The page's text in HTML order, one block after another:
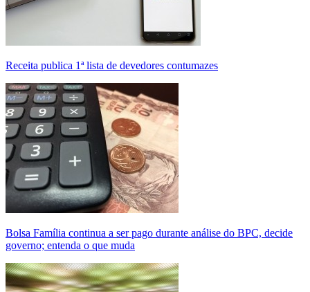
Receita publica 1ª lista de devedores contumazes
Bolsa Família continua a ser pago durante análise do BPC, decide
governo; entenda o que muda